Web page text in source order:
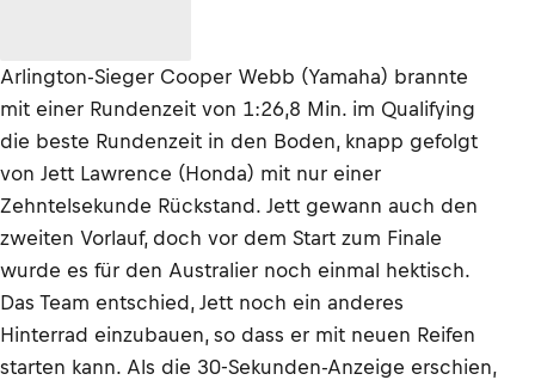
Arlington-Sieger Cooper Webb (Yamaha) brannte
mit einer Rundenzeit von 1:26,8 Min. im Qualifying
die beste Rundenzeit in den Boden, knapp gefolgt
von Jett Lawrence (Honda) mit nur einer
Zehntelsekunde Rückstand. Jett gewann auch den
zweiten Vorlauf, doch vor dem Start zum Finale
wurde es für den Australier noch einmal hektisch.
Das Team entschied, Jett noch ein anderes
Hinterrad einzubauen, so dass er mit neuen Reifen
starten kann. Als die 30-Sekunden-Anzeige erschien,